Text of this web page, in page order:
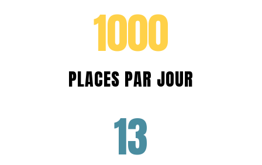
1000
PLACES PAR JOUR
13